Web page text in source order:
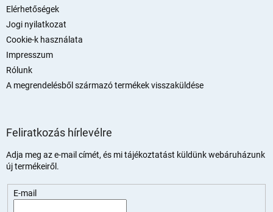
Elérhetőségek
Jogi nyilatkozat
Cookie-k használata
Impresszum
Rólunk
A megrendelésből származó termékek visszaküldése
Feliratkozás hírlevélre
Adja meg az e-mail címét, és mi tájékoztatást küldünk webáruházunk
új termékeiről.
E-mail